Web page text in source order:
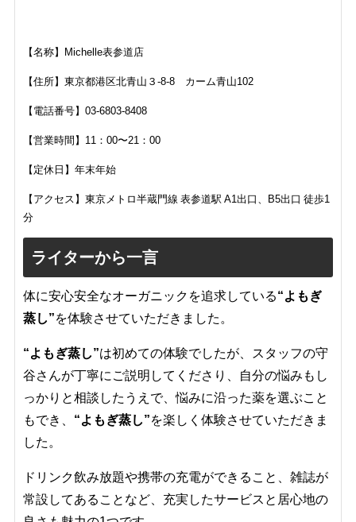
【名称】 Michelle表参道店
【住所】 東京都港区北青山３-8-8 カーム青山102
【電話番号】 03-6803-8408
【営業時間】11：00〜21：00
【定休日】年末年始
【アクセス】 東京メトロ半蔵門線 表参道駅 A1出口、B5出口 徒歩1
分
ライターから一言
体に安心安全なオーガニックを追求している“よもぎ
蒸し”を体験させていただきました。
“よもぎ蒸し”は初めての体験でしたが、スタッフの守
谷さんが丁寧にご説明してくださり、自分の悩みもし
っかりと相談したうえで、悩みに沿った薬を選ぶこと
もでき、 “よもぎ蒸し”を楽しく体験させていただきま
した。
ドリンク飲み放題や携帯の充電ができること、雑誌が
常設してあることなど、充実したサービスと居心地の